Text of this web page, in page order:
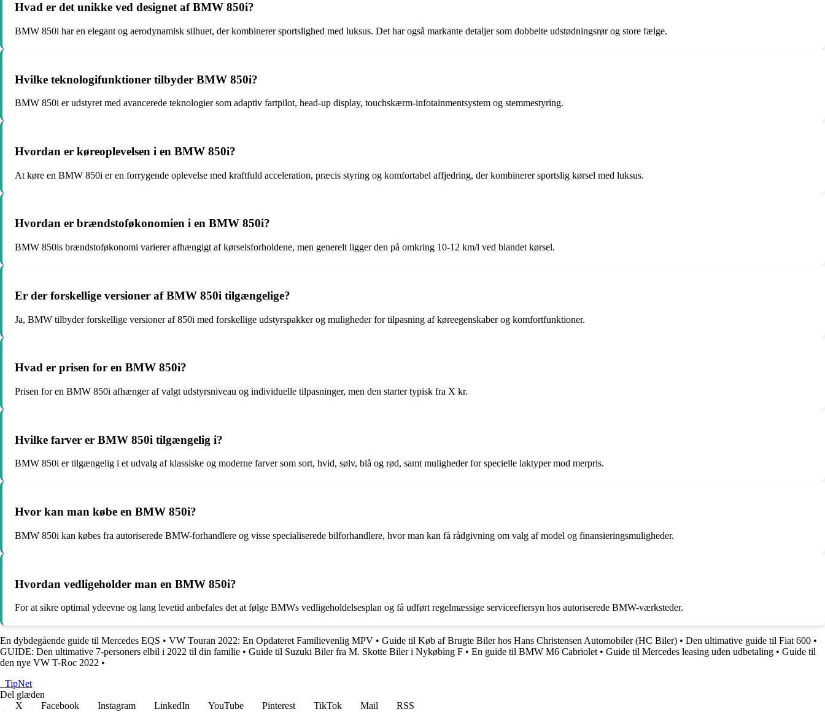
Hvad er det unikke ved designet af BMW 850i?
BMW 850i har en elegant og aerodynamisk silhuet, der kombinerer sportslighed med luksus. Det har også markante detaljer som dobbelte udstødningsrør og store fælge.
Hvilke teknologifunktioner tilbyder BMW 850i?
BMW 850i er udstyret med avancerede teknologier som adaptiv fartpilot, head-up display, touchskærm-infotainmentsystem og stemmestyring.
Hvordan er køreoplevelsen i en BMW 850i?
At køre en BMW 850i er en forrygende oplevelse med kraftfuld acceleration, præcis styring og komfortabel affjedring, der kombinerer sportslig kørsel med luksus.
Hvordan er brændstoføkonomien i en BMW 850i?
BMW 850is brændstoføkonomi varierer afhængigt af kørselsforholdene, men generelt ligger den på omkring 10-12 km/l ved blandet kørsel.
Er der forskellige versioner af BMW 850i tilgængelige?
Ja, BMW tilbyder forskellige versioner af 850i med forskellige udstyrspakker og muligheder for tilpasning af køreegenskaber og komfortfunktioner.
Hvad er prisen for en BMW 850i?
Prisen for en BMW 850i afhænger af valgt udstyrsniveau og individuelle tilpasninger, men den starter typisk fra X kr.
Hvilke farver er BMW 850i tilgængelig i?
BMW 850i er tilgængelig i et udvalg af klassiske og moderne farver som sort, hvid, sølv, blå og rød, samt muligheder for specielle laktyper mod merpris.
Hvor kan man købe en BMW 850i?
BMW 850i kan købes fra autoriserede BMW-forhandlere og visse specialiserede bilforhandlere, hvor man kan få rådgivning om valg af model og finansieringsmuligheder.
Hvordan vedligeholder man en BMW 850i?
For at sikre optimal ydeevne og lang levetid anbefales det at følge BMWs vedligeholdelsesplan og få udført regelmæssige serviceeftersyn hos autoriserede BMW-værksteder.
En dybdegående guide til Mercedes EQS • VW Touran 2022: En Opdateret Familievenlig MPV • Guide til Køb af Brugte Biler hos Hans Christensen Automobiler (HC Biler) • Den ultimative guide til Fiat 600 •
GUIDE: Den ultimative 7-personers elbil i 2022 til din familie • Guide til Suzuki Biler fra M. Skotte Biler i Nykøbing F • En guide til BMW M6 Cabriolet • Guide til Mercedes leasing uden udbetaling • Guide til
den nye VW T-Roc 2022 •
TipNet
Del glæden
X
Facebook Instagram LinkedIn YouTube Pinterest TikTok Mail
RSS